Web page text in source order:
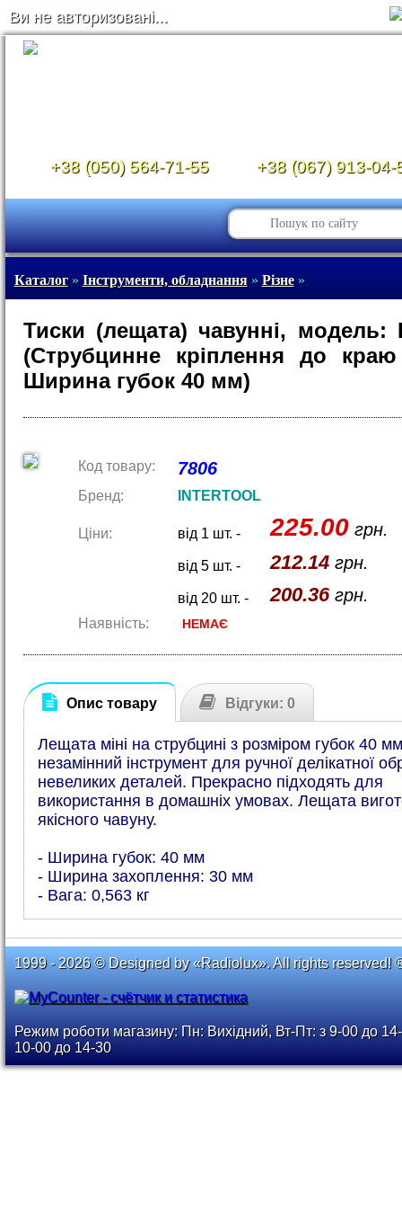
Ви не авторизовані...
+38 (050) 564-71-55 +38 (067) 913-04-
Каталог» Інструменти, обладнання» Різне»
Тиски (лещата) чавунні, модель:
(Струбцинне кріплення до
Ширина губок 40 мм)
Код товару: 7806
Бренд: INTERTOOL
Ціни: від 1 шт. - 225.00грн.
від 5 шт. - 212.14грн.
від 20 шт. - 200.36грн.
Наявність: НЕМАЄ
Опис товару Відгуки: 0
Лещата міні на струбцині з розміром губок 40 мм
незамінний інструмент для ручної делікатної
невеликих деталей. Прекрасно підходять для
використання в домашніх умовах. Лещата
якісного чавуну.
- Ширина губок: 40 мм
- Ширина захоплення: 30 мм
- Вага: 0,563 кг
1999 - 2026 © Designed by «Radiolux». All rights reserved!
Режим роботи магазину: Пн: Вихідний, Вт-Пт: з 9-00 до
10-00 до 14-30